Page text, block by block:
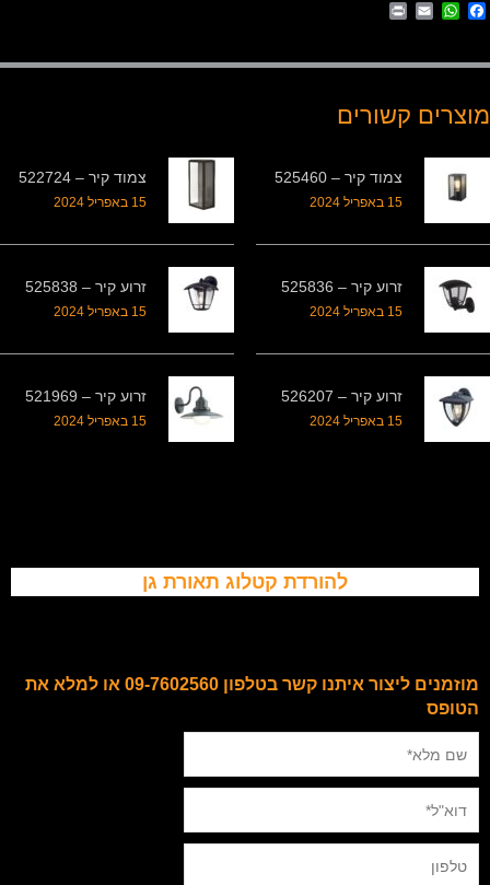
Facebook
WhatsApp
Email
מוצרים קשורים
צמוד קיר – 525460
15 באפריל 2024
צמוד קיר – 522724
15 באפריל 2024
זרוע קיר – 525836
15 באפריל 2024
זרוע קיר – 525838
15 באפריל 2024
זרוע קיר – 526207
15 באפריל 2024
זרוע קיר – 521969
15 באפריל 2024
להורדת קטלוג תאורת גן
מוזמנים ליצור איתנו קשר בטלפון 09-7602560 או למלא את
הטופס